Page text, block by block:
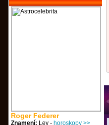
Roger Federer
Znamení: Lev - horoskopy >>